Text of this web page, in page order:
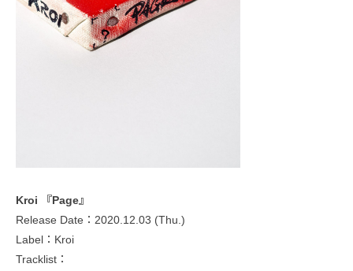
Kroi 『Page』
Release Date：2020.12.03 (Thu.)
Label：Kroi
Tracklist：